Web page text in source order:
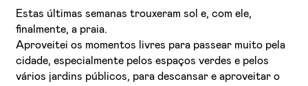
Estas últimas semanas trouxeram sol e, com ele,
finalmente, a praia.
Aproveitei os momentos livres para passear muito pela
cidade, especialmente pelos espaços verdes e pelos
vários jardins públicos, para descansar e aproveitar o